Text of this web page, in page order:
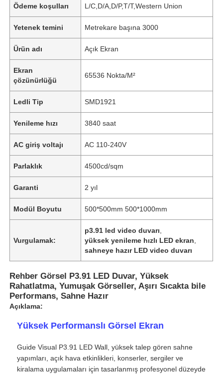
Ödeme koşulları L/C,D/A,D/P,T/T,Western Union
Yetenek temini Metrekare başına 3000
Ürün adı Açık Ekran
Ekran
çözünürlüğü
65536 Nokta/M²
Ledli Tip SMD1921
Yenileme hızı 3840 saat
AC giriş voltajı AC 110-240V
Parlaklık 4500cd/sqm
Garanti 2 yıl
Modül Boyutu 500*500mm 500*1000mm
Vurgulamak:
p3.91 led video duvarı
yüksek yenileme hızlı LED ekran
sahneye hazır LED video duvarı
Rehber Görsel P3.91 LED Duvar, Yüksek
Rahatlatma, Yumuşak Görseller, Aşırı Sıcakta bile
Performans, Sahne Hazır
Açıklama:
Yüksek Performanslı Görsel Ekran
Guide Visual P3.91 LED Wall, yüksek talep gören sahne
yapımları, açık hava etkinlikleri, konserler, sergiler ve
kiralama uygulamaları için tasarlanmış profesyonel düzeyde